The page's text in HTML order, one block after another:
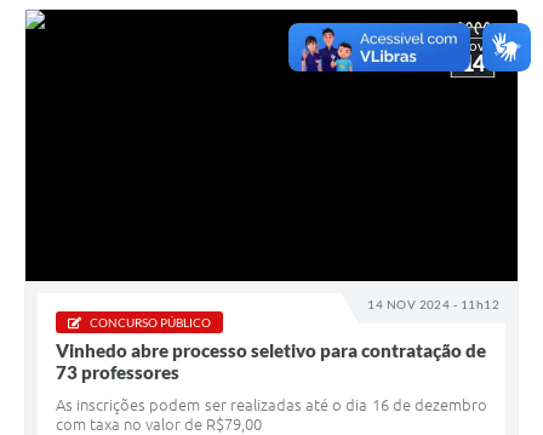
Legislação
14 NOV 2024 - 11h12
NOV
14
CONCURSO PÚBLICO
Vinhedo abre processo seletivo para contratação de
73 professores
As inscrições podem ser realizadas até o dia 16 de dezembro
com taxa no valor de R$79,00